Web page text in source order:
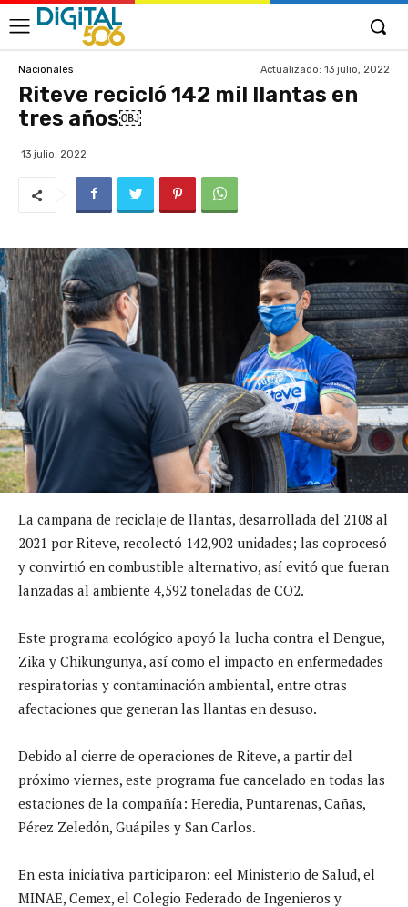
Nacionales Actualizado: 13 julio, 2022
Riteve recicló 142 mil llantas en
tres años￼
13 julio, 2022
La campaña de reciclaje de llantas, desarrollada del 2108 al
2021 por Riteve, recolectó 142,902 unidades; las coprocesó
y convirtió en combustible alternativo, así evitó que fueran
lanzadas al ambiente 4,592 toneladas de CO2.
Este programa ecológico apoyó la lucha contra el Dengue,
Zika y Chikungunya, así como el impacto en enfermedades
respiratorias y contaminación ambiental, entre otras
afectaciones que generan las llantas en desuso.
Debido al cierre de operaciones de Riteve, a partir del
próximo viernes, este programa fue cancelado en todas las
estaciones de la compañía: Heredia, Puntarenas, Cañas,
Pérez Zeledón, Guápiles y San Carlos.
En esta iniciativa participaron: eel Ministerio de Salud, el
MINAE, Cemex, el Colegio Federado de Ingenieros y